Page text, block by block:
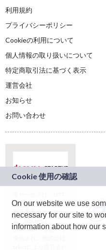
利用規約
プライバシーポリシー
Cookieの利用について
個人情報の取り扱いについて
特定商取引法に基づく表示
運営会社
お知らせ
お問い合わせ
ドコモグループの新
規事業創出プログラ
ム「docomo
STARTUP」を通じて
On our website we use
necessary for our site to
information about how our